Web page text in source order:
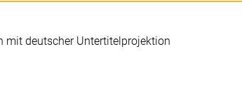
mit deutscher Untertitelprojektion